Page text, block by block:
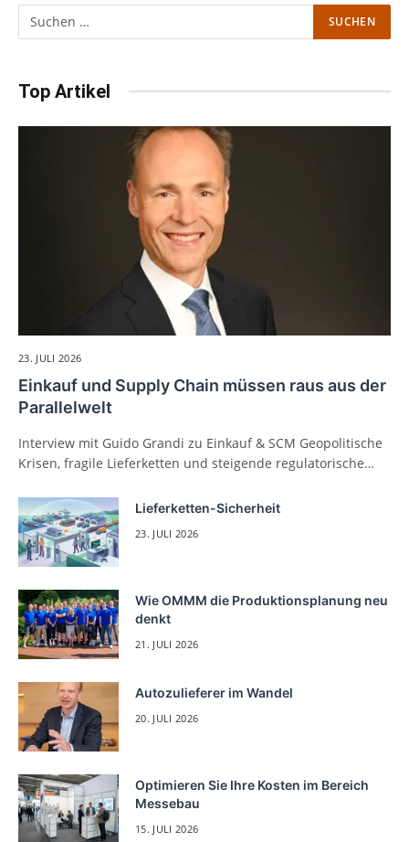
Top Artikel
23. JULI 2026
Einkauf und Supply Chain müssen raus aus der
Parallelwelt
Interview mit Guido Grandi zu Einkauf & SCM Geopolitische
Krisen, fragile Lieferketten und steigende regulatorische…
Lieferketten-Sicherheit
23. JULI 2026
Wie OMMM die Produktionsplanung neu
denkt
21. JULI 2026
Autozulieferer im Wandel
20. JULI 2026
Optimieren Sie Ihre Kosten im Bereich
Messebau
15. JULI 2026